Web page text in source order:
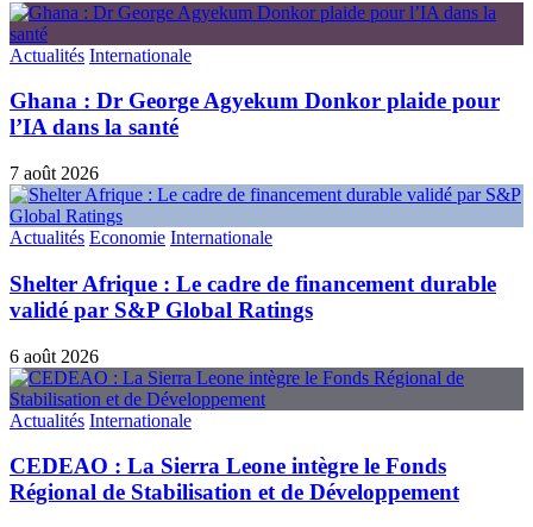
Actualités Internationale
Ghana : Dr George Agyekum Donkor plaide pour
l’IA dans la santé
7 août 2026
Actualités Economie Internationale
Shelter Afrique : Le cadre de financement durable
validé par S&P Global Ratings
6 août 2026
Actualités Internationale
CEDEAO : La Sierra Leone intègre le Fonds
Régional de Stabilisation et de Développement